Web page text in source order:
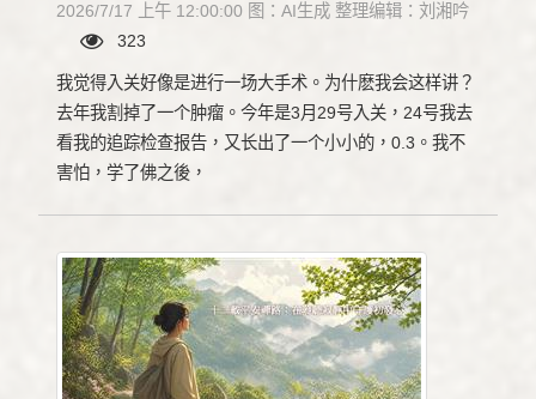
2026/7/17 上午 12:00:00 图：AI生成 整理编辑：刘湘吟
323
我觉得入关好像是进行一场大手术。为什麽我会这样讲？
去年我割掉了一个肿瘤。今年是3月29号入关，24号我去
看我的追踪检查报告，又长出了一个小小的，0.3。我不
害怕，学了佛之後，